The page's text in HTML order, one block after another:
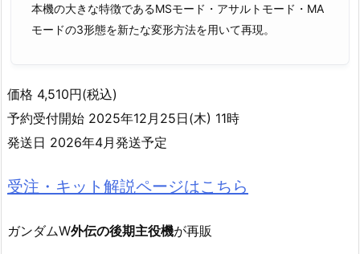
本機の大きな特徴であるMSモード・アサルトモード・MA
モードの3形態を新たな変形方法を用いて再現。
価格 4,510円(税込)
予約受付開始 2025年12月25日(木) 11時
発送日 2026年4月発送予定
受注・キット解説ページはこちら
ガンダムW外伝の後期主役機が再販